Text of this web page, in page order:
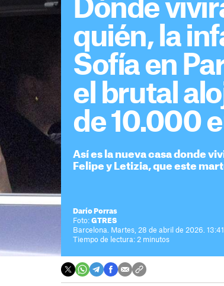
Dónde
quién, la
Sofía en
el brutal
de 10.000
Así es la nueva casa donde
Felipe y Letizia, que este
Darío Porras
Foto: GTRES
Barcelona. Martes, 28 de abril de 2026. 13:41
Tiempo de lectura: 2 minutos